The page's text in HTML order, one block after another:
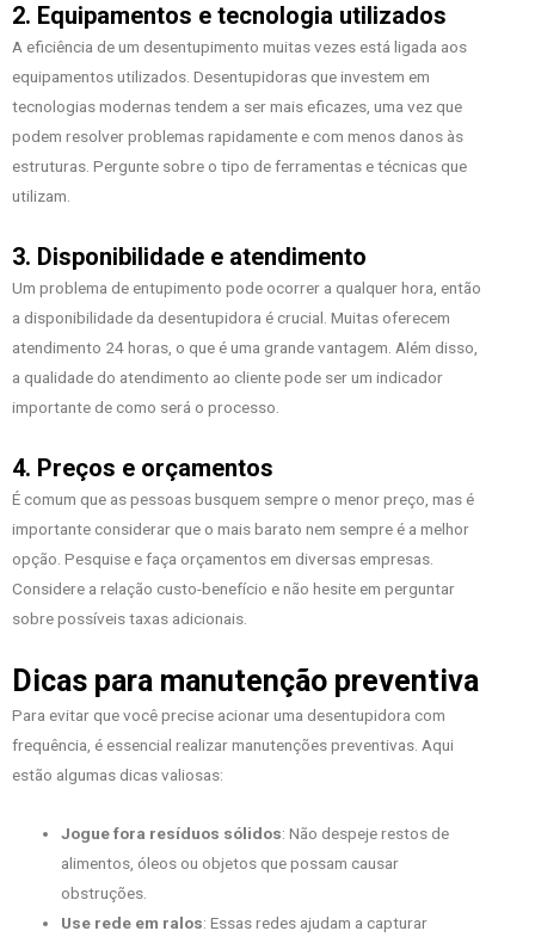
2. Equipamentos e tecnologia utilizados
A eficiência de um desentupimento muitas vezes está ligada aos
equipamentos utilizados. Desentupidoras que investem em
tecnologias modernas tendem a ser mais eficazes, uma vez que
podem resolver problemas rapidamente e com menos danos às
estruturas. Pergunte sobre o tipo de ferramentas e técnicas que
utilizam.
3. Disponibilidade e atendimento
Um problema de entupimento pode ocorrer a qualquer hora, então
a disponibilidade da desentupidora é crucial. Muitas oferecem
atendimento 24 horas, o que é uma grande vantagem. Além disso,
a qualidade do atendimento ao cliente pode ser um indicador
importante de como será o processo.
4. Preços e orçamentos
É comum que as pessoas busquem sempre o menor preço, mas é
importante considerar que o mais barato nem sempre é a melhor
opção. Pesquise e faça orçamentos em diversas empresas.
Considere a relação custo-benefício e não hesite em perguntar
sobre possíveis taxas adicionais.
Dicas para manutenção preventiva
Para evitar que você precise acionar uma desentupidora com
frequência, é essencial realizar manutenções preventivas. Aqui
estão algumas dicas valiosas:
Jogue fora resíduos sólidos: Não despeje restos de
alimentos, óleos ou objetos que possam causar
obstruções.
Use rede em ralos: Essas redes ajudam a capturar